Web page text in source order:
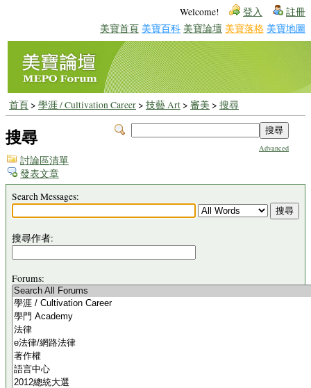
Welcome! 登入 註冊
美寶首頁 美寶百科 美寶論壇 美寶落格 美寶地圖
首頁> 學涯 / Cultivation Career> 技藝 Art> 審美 > 搜尋
Advanced
搜尋
討論區清單
發表文章
Search Messages:
搜尋作者:
Forums: